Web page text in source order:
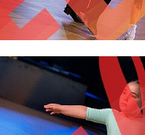
2,00 €